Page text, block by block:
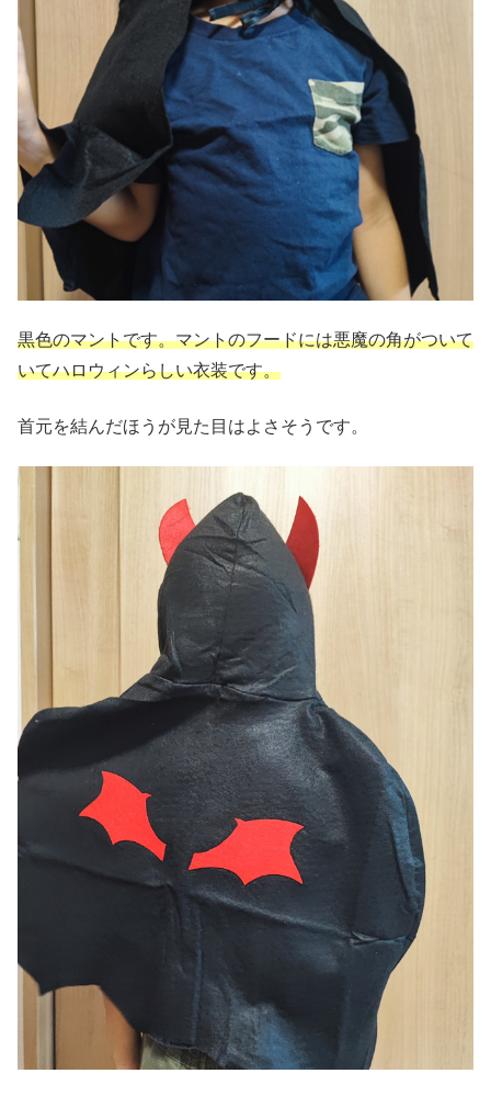
黒色のマントです。マントのフードには悪魔の角がついて
いてハロウィンらしい衣装です。
首元を結んだほうが見た目はよさそうです。